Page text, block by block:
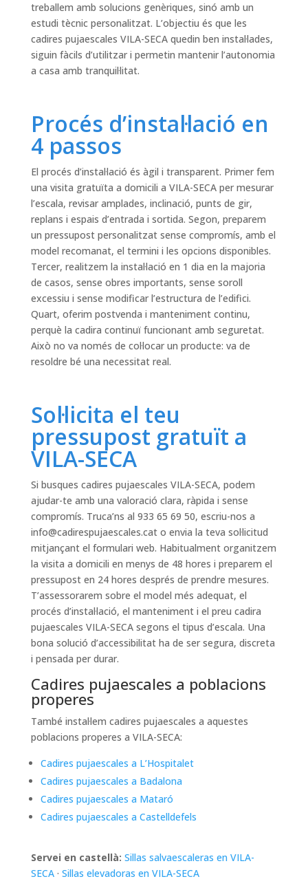
treballem amb solucions genèriques, sinó amb un
estudi tècnic personalitzat. L’objectiu és que les
cadires pujaescales VILA-SECA quedin ben instal·lades,
siguin fàcils d’utilitzar i permetin mantenir l’autonomia
a casa amb tranquil·litat.
Procés d’instal·lació en
4 passos
El procés d’instal·lació és àgil i transparent. Primer fem
una visita gratuïta a domicili a VILA-SECA per mesurar
l’escala, revisar amplades, inclinació, punts de gir,
replans i espais d’entrada i sortida. Segon, preparem
un pressupost personalitzat sense compromís, amb el
model recomanat, el termini i les opcions disponibles.
Tercer, realitzem la instal·lació en 1 dia en la majoria
de casos, sense obres importants, sense soroll
excessiu i sense modificar l’estructura de l’edifici.
Quart, oferim postvenda i manteniment continu,
perquè la cadira continuï funcionant amb seguretat.
Això no va només de col·locar un producte: va de
resoldre bé una necessitat real.
Sol·licita el teu
pressupost gratuït a
VILA-SECA
Si busques cadires pujaescales VILA-SECA, podem
ajudar-te amb una valoració clara, ràpida i sense
compromís. Truca’ns al 933 65 69 50, escriu-nos a
info@cadirespujaescales.cato envia la teva sol·licitud
mitjançant el formulari web. Habitualment organitzem
la visita a domicili en menys de 48 hores i preparem el
pressupost en 24 hores després de prendre mesures.
T’assessorarem sobre el model més adequat, el
procés d’instal·lació, el manteniment i el preu cadira
pujaescales VILA-SECA segons el tipus d’escala. Una
bona solució d’accessibilitat ha de ser segura, discreta
i pensada per durar.
Cadires pujaescales a poblacions
properes
També instal·lem cadires pujaescales a aquestes
poblacions properes a VILA-SECA:
Cadires pujaescales a L’Hospitalet
Cadires pujaescales a Badalona
Cadires pujaescales a Mataró
Cadires pujaescales a Castelldefels
Servei en castellà: Sillas salvaescaleras en VILA-
SECA· Sillas elevadoras en VILA-SECA